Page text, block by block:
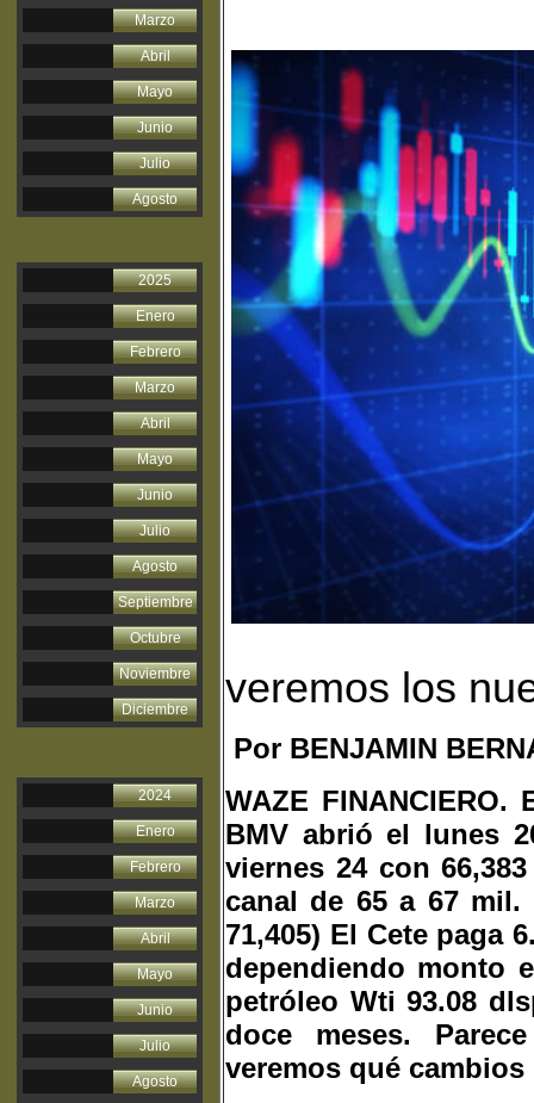
Marzo
Abril
Mayo
Junio
Julio
Agosto
2025
Enero
Febrero
Marzo
Abril
Mayo
Junio
Julio
Agosto
Septiembre
Octubre
Noviembre
Diciembre
2024
Enero
Febrero
Marzo
Abril
Mayo
Junio
Julio
Agosto
veremos los
Por BENJAMIN
WAZE
BMV abrió el lunes
viernes 24 con
canal de 65 a 67 mil.
71,405) El Cete paga
dependiendo monto
petróleo Wti 93.08
doce meses.
veremos qué cambios